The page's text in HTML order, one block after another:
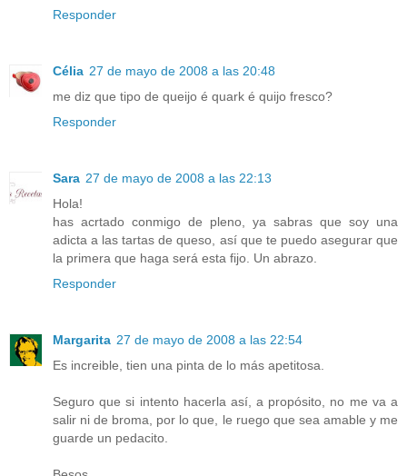
Responder
Célia 27 de mayo de 2008 a las 20:48
me diz que tipo de queijo é quark é quijo fresco?
Responder
Sara 27 de mayo de 2008 a las 22:13
Hola!
has acrtado conmigo de pleno, ya sabras que soy una
adicta a las tartas de queso, así que te puedo asegurar que
la primera que haga será esta fijo. Un abrazo.
Responder
Margarita 27 de mayo de 2008 a las 22:54
Es increible, tien una pinta de lo más apetitosa.
Seguro que si intento hacerla así, a propósito, no me va a
salir ni de broma, por lo que, le ruego que sea amable y me
guarde un pedacito.